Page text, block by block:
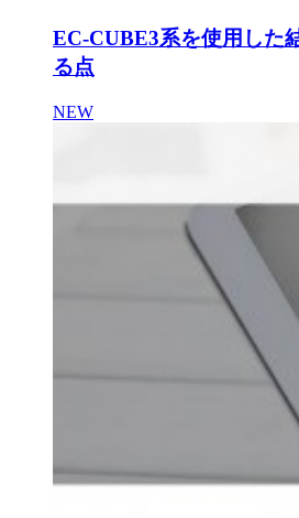
EC-CUBE3系を使用した
る点
NEW